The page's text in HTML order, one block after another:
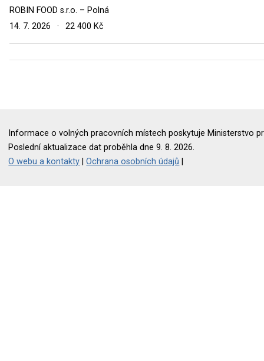
ROBIN FOOD s.r.o. – Polná
14. 7. 2026
· 22 400 Kč
Informace o volných pracovních místech poskytuje Ministerstvo
Poslední aktualizace dat proběhla dne 9. 8. 2026.
O webu a kontakty |Ochrana osobních údajů